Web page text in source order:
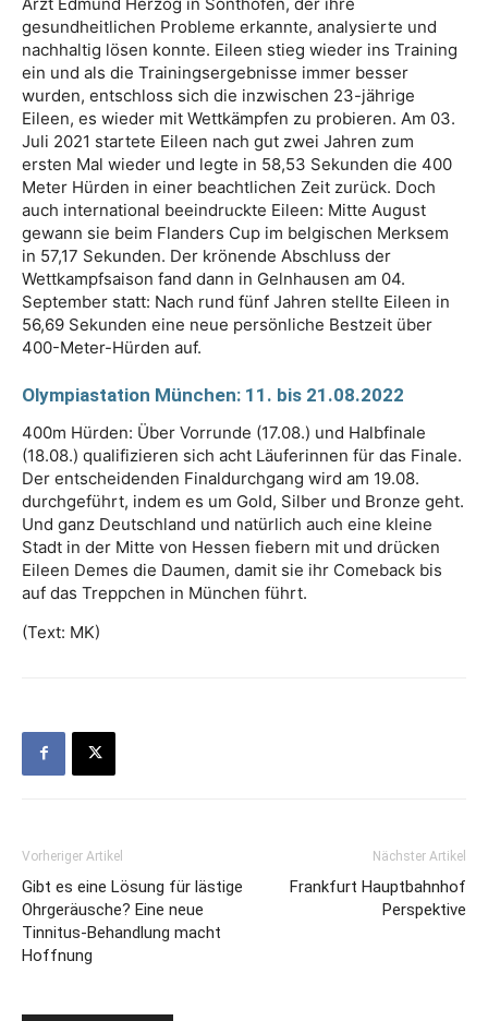
gesundheitlichen Probleme erkannte, analysierte und
nachhaltig lösen konnte. Eileen stieg wieder ins Training
ein und als die Trainingsergebnisse immer besser
wurden, entschloss sich die inzwischen 23-jährige
Eileen, es wieder mit Wettkämpfen zu probieren. Am 03.
Juli 2021 startete Eileen nach gut zwei Jahren zum
ersten Mal wieder und legte in 58,53 Sekunden die 400
Meter Hürden in einer beachtlichen Zeit zurück. Doch
auch international beeindruckte Eileen: Mitte August
gewann sie beim Flanders Cup im belgischen Merksem
in 57,17 Sekunden. Der krönende Abschluss der
Wettkampfsaison fand dann in Gelnhausen am 04.
September statt: Nach rund fünf Jahren stellte Eileen in
56,69 Sekunden eine neue persönliche Bestzeit über
400-Meter-Hürden auf.
Olympiastation München: 11. bis 21.08.2022
400m Hürden: Über Vorrunde (17.08.) und Halbfinale
(18.08.) qualifizieren sich acht Läuferinnen für das Finale.
Der entscheidenden Finaldurchgang wird am 19.08.
durchgeführt, indem es um Gold, Silber und Bronze geht.
Und ganz Deutschland und natürlich auch eine kleine
Stadt in der Mitte von Hessen fiebern mit und drücken
Eileen Demes die Daumen, damit sie ihr Comeback bis
auf das Treppchen in München führt.
(Text: MK)
Vorheriger Artikel
Gibt es eine Lösung für lästige
Ohrgeräusche? Eine neue
Tinnitus-Behandlung macht
Hoffnung
Nächster Artikel
Frankfurt Hauptbahnhof
Perspektive